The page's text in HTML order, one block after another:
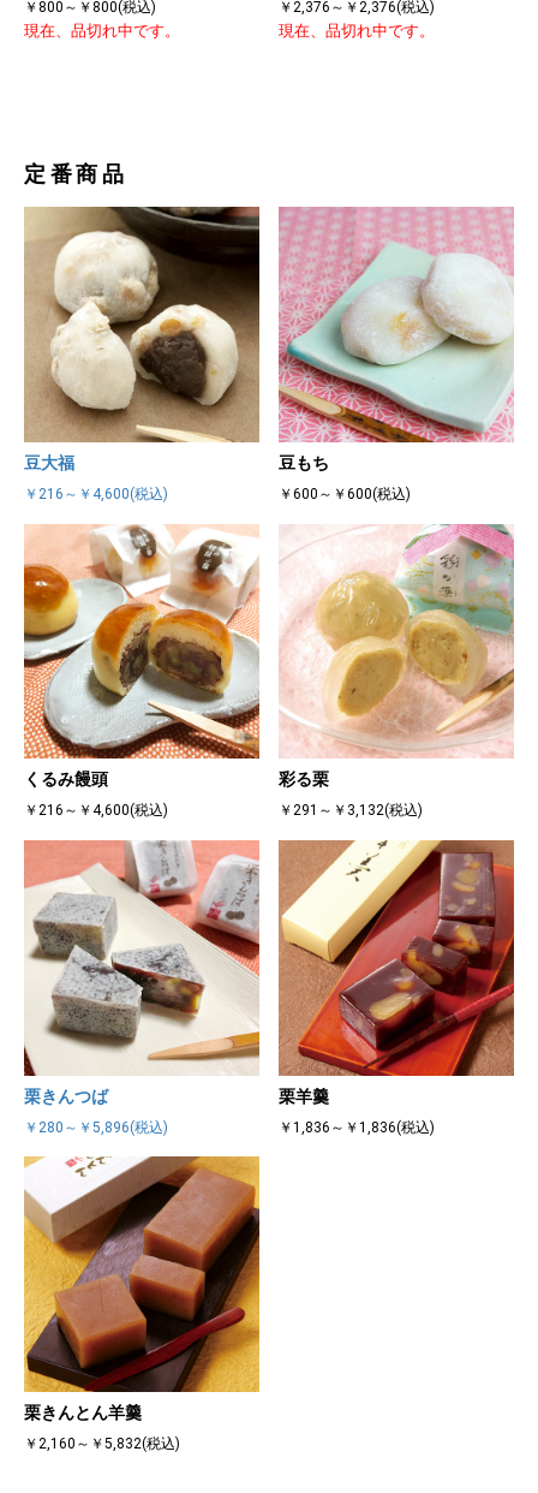
￥800～￥800(税込)
現在、品切れ中です。
￥2,376～￥2,376(税込)
現在、品切れ中です。
定番商品
豆大福
￥216～￥4,600(税込)
豆もち
￥600～￥600(税込)
くるみ饅頭
￥216～￥4,600(税込)
彩る栗
￥291～￥3,132(税込)
栗きんつば
￥280～￥5,896(税込)
栗羊羹
￥1,836～￥1,836(税込)
栗きんとん羊羹
￥2,160～￥5,832(税込)